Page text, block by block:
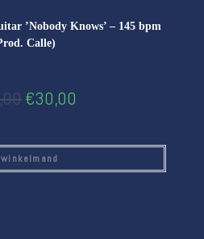
’Nobody Knows’ – 145 bpm
Calle)
€30,00